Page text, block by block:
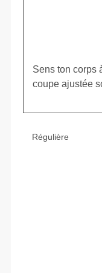
Sens ton corps
coupe ajustée
Régulière